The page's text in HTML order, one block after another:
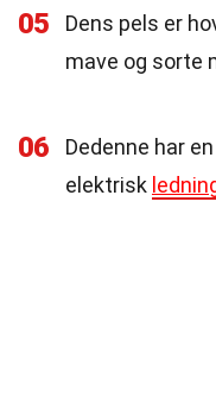
05
Dens pels er
mave og sorte
06
Dedenne har
elektrisk